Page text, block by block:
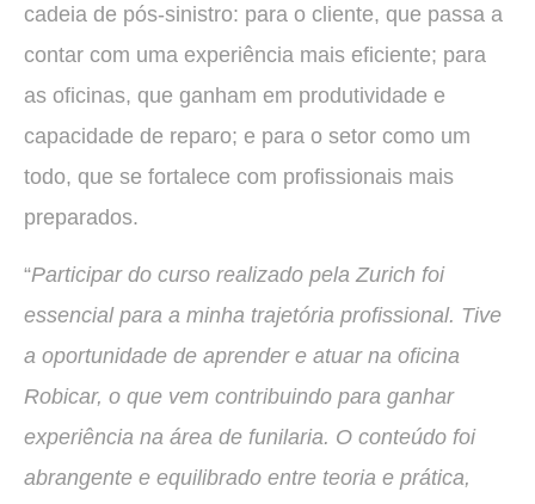
cadeia de pós-sinistro: para o cliente, que passa a
contar com uma experiência mais eficiente; para
as oficinas, que ganham em produtividade e
capacidade de reparo; e para o setor como um
todo, que se fortalece com profissionais mais
preparados.
“Participar do curso realizado pela Zurich foi
essencial para a minha trajetória profissional. Tive
a oportunidade de aprender e atuar na oficina
Robicar, o que vem contribuindo para ganhar
experiência na área de funilaria. O conteúdo foi
abrangente e equilibrado entre teoria e prática,